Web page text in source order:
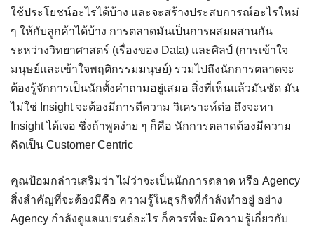
ใช้ประโยชน์อะไรได้บ้าง และจะสร้างประสบการณ์อะไรใหม่
ๆ ให้กับลูกค้าได้บ้าง การตลาดมันเป็นการผสมผสานกัน
ระหว่างวิทยาศาสตร์ (เรื่องของ Data) และศิลป์ (การเข้าใจ
มนุษย์และเข้าใจพฤติกรรมมนุษย์) รวมไปถึงนักการตลาดจะ
ต้องรู้จักการเป็นนักตั้งคำถามอยู่เสมอ สิ่งที่เห็นแล้วมันชัด มัน
ไม่ใช่ Insight จะต้องมีการตีความ วิเคราะห์ต่อ ถึงจะหา
Insight ได้เจอ ซึ่งถ้าพูดง่าย ๆ ก็คือ นักการตลาดต้องมีความ
คิดเป็น Customer Centric
คุณป้อมกล่าวเสริมว่า ไม่ว่าจะเป็นนักการตลาด หรือ Agency
สิ่งสำคัญที่จะต้องมีคือ ความรู้ในธุรกิจที่กำลังทำอยู่ อย่าง
Agency กำลังดูแลแบรนด์อะไร ก็ควรที่จะมีความรู้เกี่ยวกับ